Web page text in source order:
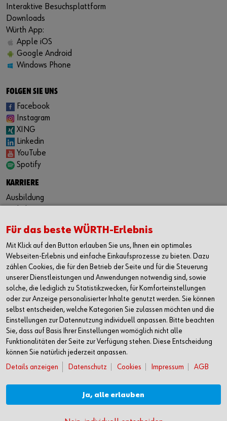
Interaktive Besuchsplattform
Downloads
Würth App:
Apple iOS
Google Android
Windows Phone
FOLGEN SIE UNS
Facebook
Instagram
XING
Linkedin
YouTube
Spotify
KARRIERE
Ausbildung
Festanstellung
Jobbörse
KONTAKT
Würth Industrie Service GmbH & Co. KG
Industriepark Würth, Drillberg
97980 Bad Mergentheim
Deutschland
T +49 7931 91-0
F +49 7931 91-4000
info@wuerth-industrie.com
Sie finden uns auch in einer unserer:
Gesellschaften in über 40 Ländern.
Für das beste WÜRTH-Erlebnis
Mit Klick auf den Button erlauben Sie uns, Ihnen ein optimales
Webseiten-Erlebnis und einfache Einkaufsprozesse zu bieten. Dazu
zählen Cookies, die für den Betrieb der Seite und für die Steuerung
unserer Dienstleistungen und Anwendungen notwendig sind, sowie
solche, die lediglich zu Statistikzwecken, für Komforteinstellungen
oder zur Anzeige personalisierter Inhalte genutzt werden. Sie können
selbst entscheiden, welche Kategorien Sie zulassen möchten und die
Einstellungen zur Datennutzung individuell anpassen. Bitte beachten
Sie, dass auf Basis Ihrer Einstellungen womöglich nicht alle
Funktionalitäten der Seite zur Verfügung stehen. Diese Entscheidung
können Sie natürlich jederzeit anpassen.
Details anzeigen
Datenschutz Cookies Impressum AGB
Ja, alle erlauben